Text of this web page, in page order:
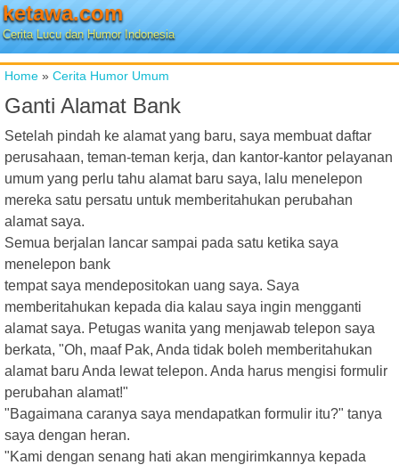
ketawa.com
Cerita Lucu dan Humor Indonesia
Home » Cerita Humor Umum
Ganti Alamat Bank
Setelah pindah ke alamat yang baru, saya membuat daftar
perusahaan, teman-teman kerja, dan kantor-kantor pelayanan
umum yang perlu tahu alamat baru saya, lalu menelepon
mereka satu persatu untuk memberitahukan perubahan
alamat saya.
Semua berjalan lancar sampai pada satu ketika saya
menelepon bank
tempat saya mendepositokan uang saya. Saya
memberitahukan kepada dia kalau saya ingin mengganti
alamat saya. Petugas wanita yang menjawab telepon saya
berkata, "Oh, maaf Pak, Anda tidak boleh memberitahukan
alamat baru Anda lewat telepon. Anda harus mengisi formulir
perubahan alamat!"
"Bagaimana caranya saya mendapatkan formulir itu?" tanya
saya dengan heran.
"Kami dengan senang hati akan mengirimkannya kepada